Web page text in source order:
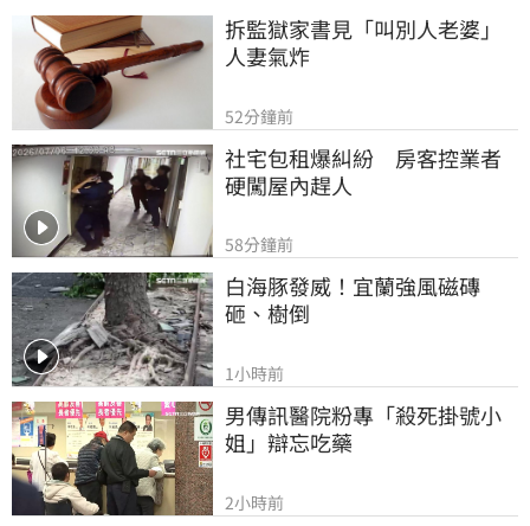
拆監獄家書見「叫別人老婆」
人妻氣炸
52分鐘前
社宅包租爆糾紛　房客控業者
硬闖屋內趕人
58分鐘前
白海豚發威！宜蘭強風磁磚
砸、樹倒
1小時前
男傳訊醫院粉專「殺死掛號小
姐」辯忘吃藥
2小時前